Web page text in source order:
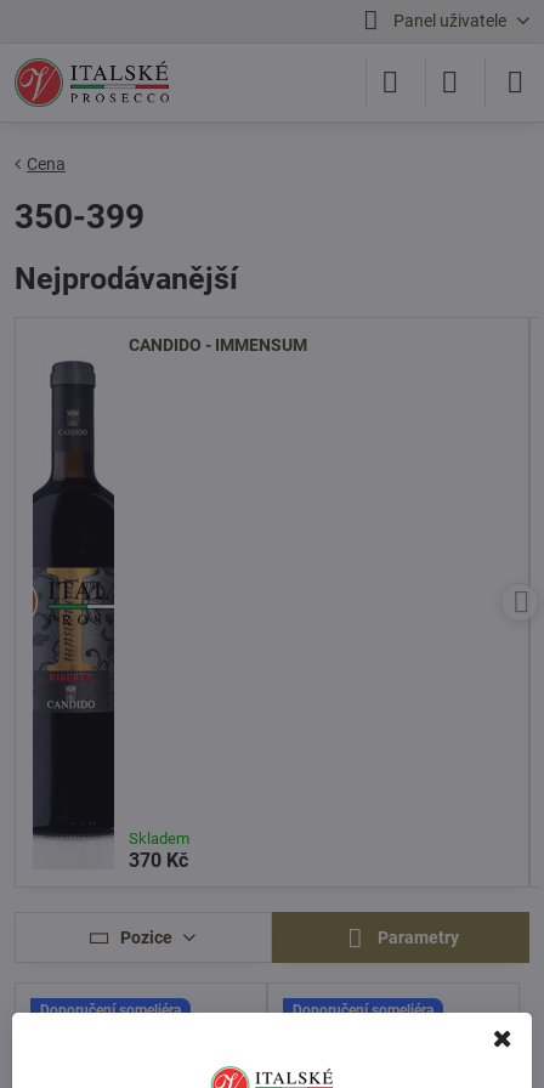
Panel uživatele
Cena
350-399
Nejprodávanější
CANDIDO - IMMENSUM
Skladem
370 Kč
Pozice Parametry
Doporučení someliéra
Doporučení someliéra